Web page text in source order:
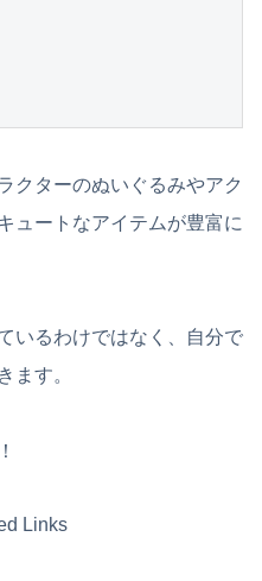
クターのぬいぐるみやアク
ュートなアイテムが豊富に
いるわけではなく、自分で
ます。
Links